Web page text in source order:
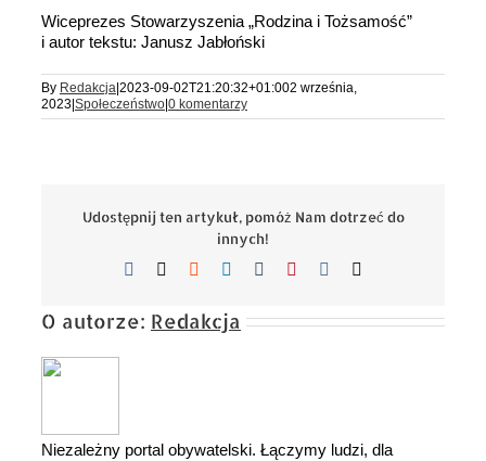
Wiceprezes Stowarzyszenia „Rodzina i Tożsamość”
i autor tekstu: Janusz Jabłoński
By Redakcja|2023-09-02T21:20:32+01:002 września,
2023|Społeczeństwo|0 komentarzy
Udostępnij ten artykuł, pomóż Nam dotrzeć do
innych!
Facebook Reddit LinkedIn
TumblrPinterest
O autorze: Redakcja
Niezależny portal obywatelski. Łączymy ludzi, dla